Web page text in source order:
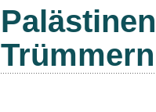
Trümmern